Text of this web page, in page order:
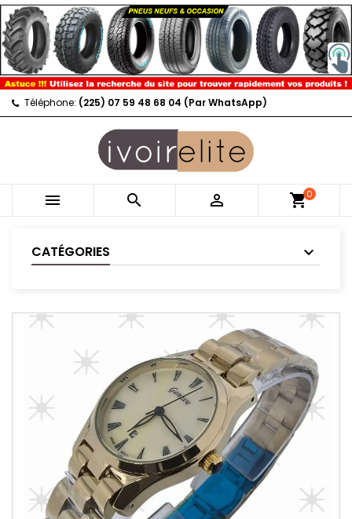
Téléphone: (225) 07 59 48 68 04 (Par WhatsApp)
   shopping_cart0
CATÉGORIES